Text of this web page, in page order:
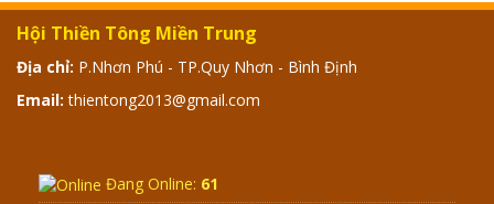
GIẢI ĐÁP THIỀN TÔNG ĐẶC BIỆT - P12 -
SỰ THẬT VỀ ĐẠI HỒNG THỦY? TRỜI ĐÁNH
THÁNH ĐÂM THẦN VẶN HỌNG?
Hội Thiền Tông Miền Trung
Địa chỉ: P.Nhơn Phú - TP.Quy Nhơn - Bình Định
Email: thientong2013@gmail.com
Đang Online: 61